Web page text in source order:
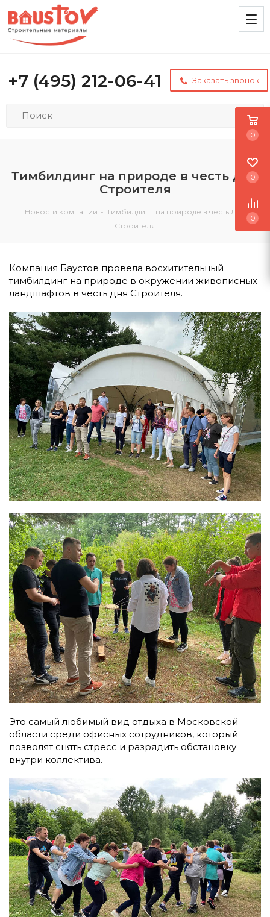
+7 (495) 212-06-41 Заказать звонок
Тимбилдинг на природе в честь Дня
Строителя
Новости компании - Тимбилдинг на природе в честь Дня
Строителя
Компания Баустов провела восхитительный
тимбилдинг на природе в окружении живописных
ландшафтов в честь дня Строителя.
Это самый любимый вид отдыха в Московской
области среди офисных сотрудников, который
позволят снять стресс и разрядить обстановку
внутри коллектива.
0
0
0